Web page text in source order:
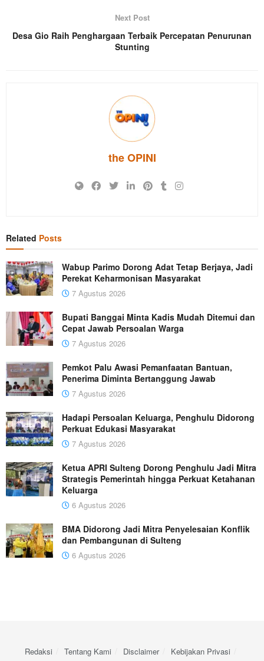
Next Post
Desa Gio Raih Penghargaan Terbaik Percepatan Penurunan
Stunting
the OPINI
Related Posts
Wabup Parimo Dorong Adat Tetap Berjaya, Jadi
Perekat Keharmonisan Masyarakat
7 Agustus 2026
Bupati Banggai Minta Kadis Mudah Ditemui dan
Cepat Jawab Persoalan Warga
7 Agustus 2026
Pemkot Palu Awasi Pemanfaatan Bantuan,
Penerima Diminta Bertanggung Jawab
7 Agustus 2026
Hadapi Persoalan Keluarga, Penghulu Didorong
Perkuat Edukasi Masyarakat
7 Agustus 2026
Ketua APRI Sulteng Dorong Penghulu Jadi Mitra
Strategis Pemerintah hingga Perkuat Ketahanan
Keluarga
6 Agustus 2026
BMA Didorong Jadi Mitra Penyelesaian Konflik
dan Pembangunan di Sulteng
6 Agustus 2026
Redaksi Tentang Kami Disclaimer
Kebijakan Privasi